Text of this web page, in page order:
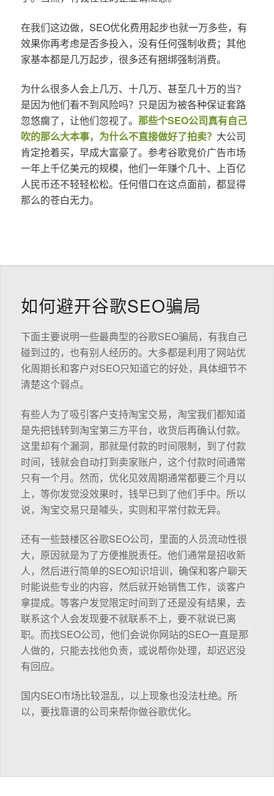
在我们这边做，SEO优化费用起步也就一万多些，有
效果你再考虑是否多投入，没有任何强制收费；其他
家基本都是几万起步，很多还有捆绑强制消费。
为什么很多人会上几万、十几万、甚至几十万的当？
是因为他们看不到风险吗？只是因为被各种保证套路
忽悠瘸了，让他们忽视了。 那些个SEO公司真有自己
吹的那么大本事，为什么不直接做好了拍卖？ 大公司
肯定抢着买，早成大富豪了。参考谷歌竞价广告市场
一年上千亿美元的规模，他们一年赚个几十、上百亿
人民币还不轻轻松松。任何借口在这点面前，都显得
那么的苍白无力。
如何避开谷歌SEO骗局
下面主要说明一些最典型的谷歌SEO骗局，有我自己
碰到过的，也有别人经历的。大多都是利用了网站优
化周期长和客户对SEO只知道它的好处，具体细节不
清楚这个弱点。
有些人为了吸引客户支持淘宝交易，淘宝我们都知道
是先把钱转到淘宝第三方平台，收货后再确认付款。
这里却有个漏洞，那就是付款的时间限制，到了付款
时间，钱就会自动打到卖家账户，这个付款时间通常
只有一个月。然而，优化见效周期通常都要三个月以
上，等你发觉没效果时，钱早已到了他们手中。所以
说，淘宝交易只是噱头，实则和平常付款无异。
还有一些鼓楼区谷歌SEO公司，里面的人员流动性很
大，原因就是为了方便推脱责任。他们通常是招收新
人，然后进行简单的SEO知识培训，确保和客户聊天
时能说些专业的内容，然后就开始销售工作，谈客户
拿提成。等客户发觉限定时间到了还是没有结果，去
联系这个人会发现要不就联系不上，要不就说已离
职。而找SEO公司，他们会说你网站的SEO一直是那
人做的，只能去找他负责，或说帮你处理，却迟迟没
有回应。
国内SEO市场比较混乱，以上现象也没法杜绝。所
以，要找靠谱的公司来帮你做谷歌优化。